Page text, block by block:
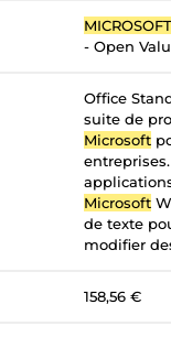
MICROSOFT
- Open
Office
suite de
Microsoft
Microsoft
de texte
modifier
158,56 €